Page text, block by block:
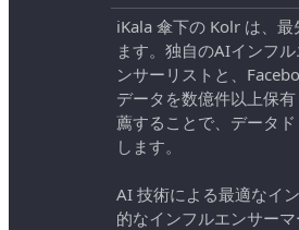
iKala 傘下の Kolr は、
ます。独自のAIインフ
ンサーリストと、
データを数億件以上保
薦することで、データ
します。
AI 技術による最適なイ
的なインフルエンサー